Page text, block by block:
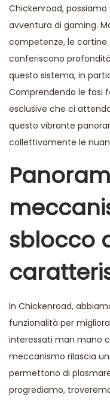
Chickenroad,
avventura di gaming.
competenze, le cartine
conferiscono
questo sistema, in
Comprendendo le fasi
esclusive che ci
questo vibrante
collettivamente le
sblocco
In Chickenroad,
funzionalità per
interessati man mano
meccanismo rilascia
permettono di
progrediamo,